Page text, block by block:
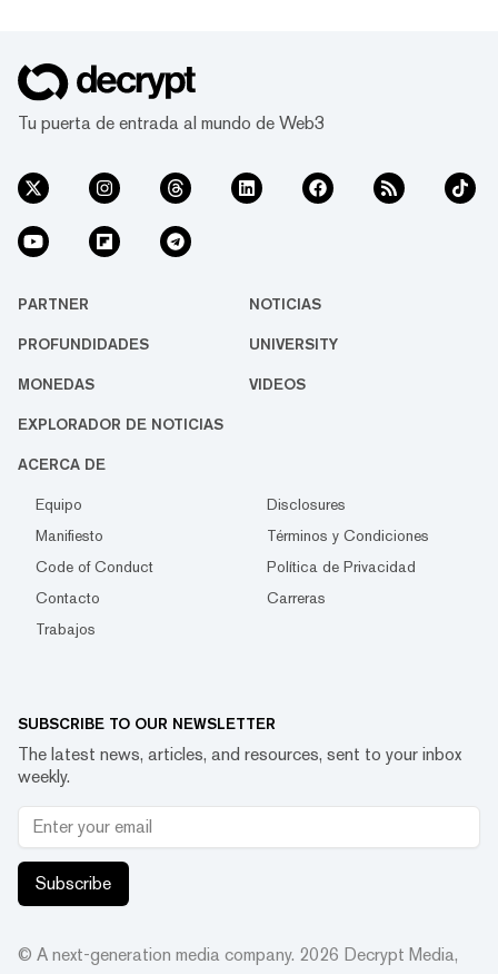
Tu puerta de entrada al mundo de Web3
PARTNER NOTICIAS
PROFUNDIDADES UNIVERSITY
MONEDAS VIDEOS
EXPLORADOR DE NOTICIAS
ACERCA DE
Equipo
Disclosures
Manifiesto
Términos y Condiciones
Code of Conduct
Política de Privacidad
Contacto
Carreras
Trabajos
SUBSCRIBE TO OUR NEWSLETTER
The latest news, articles, and resources, sent to your inbox
weekly.
Subscribe
© A next-generation media company. 2026 Decrypt Media,